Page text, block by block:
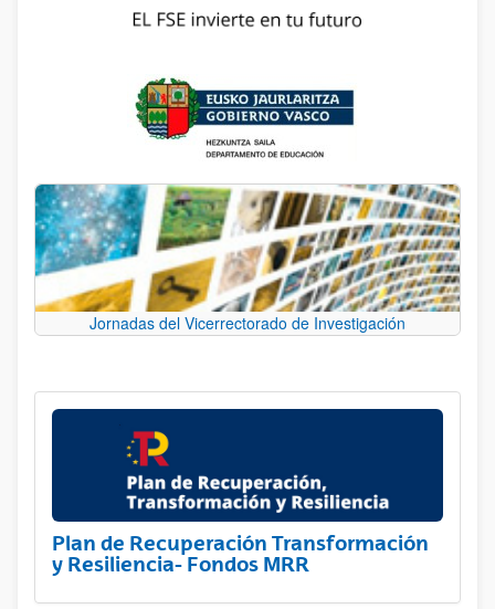
Jornadas del Vicerrectorado de Investigación
Plan de Recuperación Transformación
y Resiliencia- Fondos MRR